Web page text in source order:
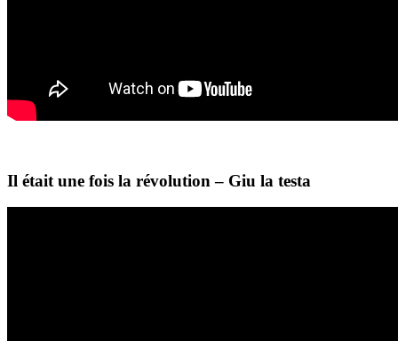
Il était une fois la révolution – Giu la testa